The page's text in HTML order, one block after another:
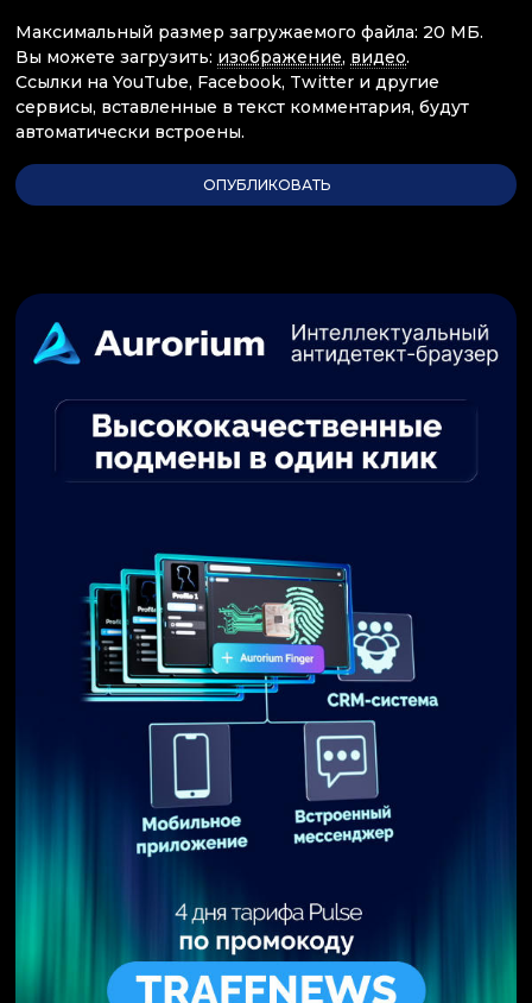
Максимальный размер загружаемого файла: 20 МБ.
Вы можете загрузить: изображение, видео.
Ссылки на YouTube, Facebook, Twitter и другие
сервисы, вставленные в текст комментария, будут
автоматически встроены.